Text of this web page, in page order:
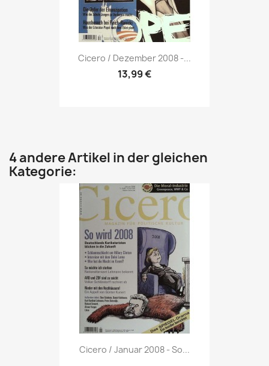
Vorschau
Cicero / Dezember 2008 -...
13,99 €
4 andere Artikel in der gleichen
Kategorie:
Vorschau
Cicero / Januar 2008 - So...